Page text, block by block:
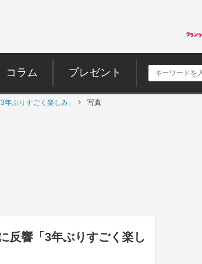
コラム プレゼント
ぶりすごく楽しみ」 写真
反響「3年ぶりすごく楽し